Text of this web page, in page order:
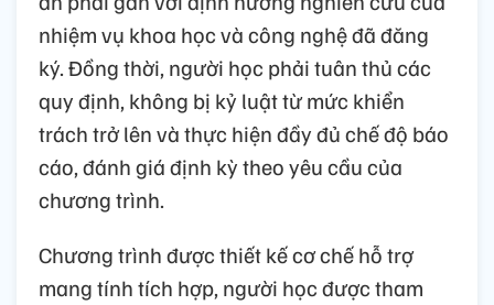
nhiệm vụ khoa học và công nghệ đã đăng
ký. Đồng thời, người học phải tuân thủ các
quy định, không bị kỷ luật từ mức khiển
trách trở lên và thực hiện đầy đủ chế độ báo
cáo, đánh giá định kỳ theo yêu cầu của
chương trình.
Chương trình được thiết kế cơ chế hỗ trợ
mang tính tích hợp, người học được tham